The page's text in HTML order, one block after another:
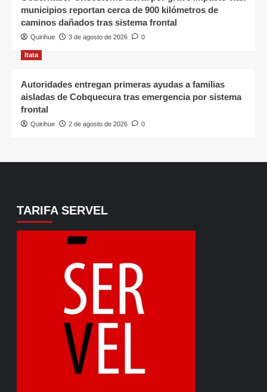
municipios reportan cerca de 900 kilómetros de
caminos dañados tras sistema frontal
Quirihue 3 de agosto de 2026 0
Itata
Autoridades entregan primeras ayudas a familias
aisladas de Cobquecura tras emergencia por sistema
frontal
Quirihue 2 de agosto de 2026 0
TARIFA SERVEL